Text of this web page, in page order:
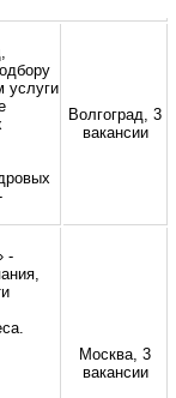
услуги
Волгоград, 3
вакансии
-
Москва, 3
вакансии